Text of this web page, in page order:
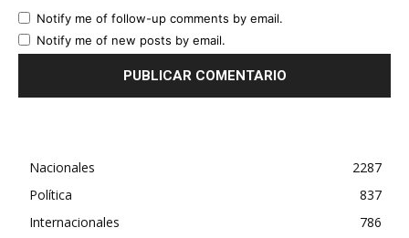
Notify me of follow-up comments by email.
Notify me of new posts by email.
Nacionales
2287
Política
837
Internacionales
786